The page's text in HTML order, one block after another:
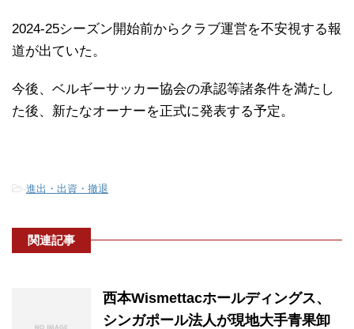
2024-25シーズン開始前からクラブ運営を不安視する報
道が出ていた。
今後、ベルギーサッカー協会の承認等諸条件を満たし
た後、新たなオーナーを正式に発表する予定。
-進出・出資・撤退
関連記事
西本Wismettacホールディングス、
シンガポール法人が現地大手青果卸